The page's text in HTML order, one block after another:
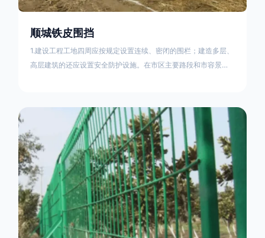
顺城铁皮围挡
1.建设工程工地四周应按规定设置连续、密闭的围栏；建造多层、
高层建筑的还应设置安全防护设施。在市区主要路段和市容景观
料应保证围栏稳固、整洁、美观。市政工程项目工地，可按工程
进度分段设置围栏或按规定使用统一的连续性护栏设施。施工单
位不得在工地围栏外堆放建筑材料、垃圾和工程渣土。在